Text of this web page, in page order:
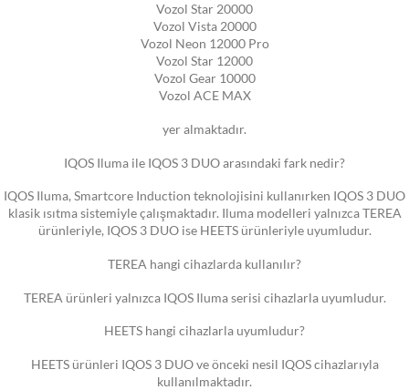
Vozol Star 20000
Vozol Vista 20000
Vozol Neon 12000 Pro
Vozol Star 12000
Vozol Gear 10000
Vozol ACE MAX
yer almaktadır.
IQOS Iluma ile IQOS 3 DUO arasındaki fark nedir?
IQOS Iluma, Smartcore Induction teknolojisini kullanırken IQOS 3 DUO
klasik ısıtma sistemiyle çalışmaktadır. Iluma modelleri yalnızca TEREA
ürünleriyle, IQOS 3 DUO ise HEETS ürünleriyle uyumludur.
TEREA hangi cihazlarda kullanılır?
TEREA ürünleri yalnızca IQOS Iluma serisi cihazlarla uyumludur.
HEETS hangi cihazlarla uyumludur?
HEETS ürünleri IQOS 3 DUO ve önceki nesil IQOS cihazlarıyla
kullanılmaktadır.